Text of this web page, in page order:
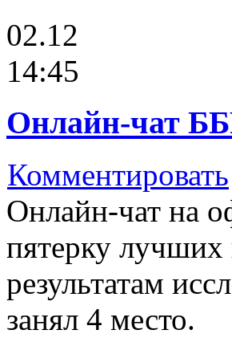
02.12
14:45
Онлайн-чат
Комментировать
Онлайн-чат на
пятерку лучших
результатам
занял 4 место.